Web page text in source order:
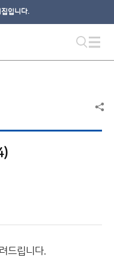
입니다.
드립니다.